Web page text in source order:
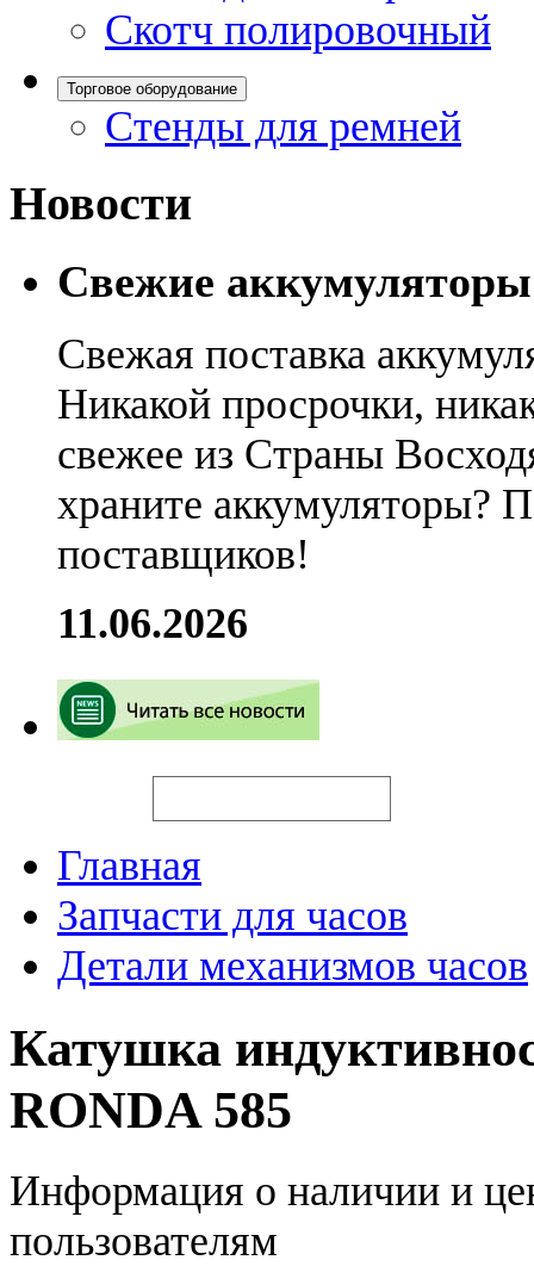
Скотч полировочный
Торговое оборудование
Стенды для ремней
Новости
Свежие
Свежая поставка
Никакой просрочки,
свежее из Страны
храните аккумуляторы?
поставщиков!
11.06.2026
Главная
Запчасти для часов
Детали механизмов часов
Катушка
RONDA 585
Информация о наличии и
пользователям